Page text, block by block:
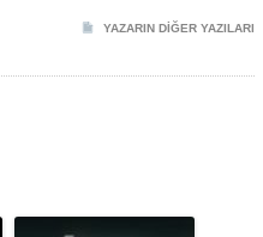
YAZARIN DIĞER YAZILARI